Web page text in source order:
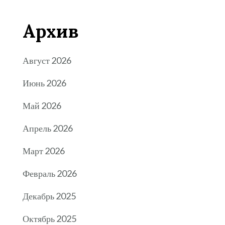
Архив
Август 2026
Июнь 2026
Май 2026
Апрель 2026
Март 2026
Февраль 2026
Декабрь 2025
Октябрь 2025